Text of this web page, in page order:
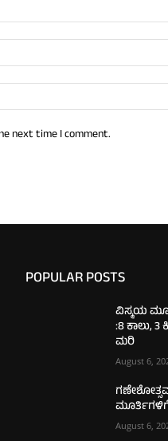
next time I comment.
POPULAR POSTS
ವಿಸ್ಮಯ
:8 ಕಾಲು,
ಮರಿ
August 6,
August 6,